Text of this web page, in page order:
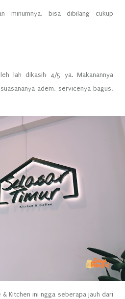
minumnya, bisa dibilang cukup
lah dikasih 4/5 ya. Makanannya
adem, servicenya bagus,
Kitchen ini ngga seberapa jauh dari